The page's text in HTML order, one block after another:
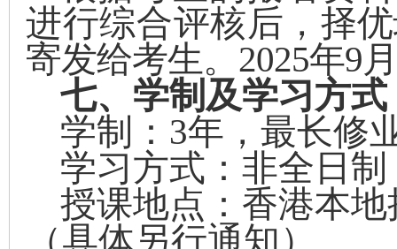
进行综合评核后，择
寄发给考生。 2025年9
七、学制及学习方式
学制： 3年，最长修
学习方式：非全日
授课地点：香港本地
（具体另行通知）